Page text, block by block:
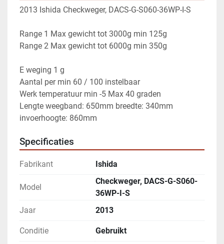
2013 Ishida Checkweger, DACS-G-S060-36WP-I-S
Range 1 Max gewicht tot 3000g min 125g
Range 2 Max gewicht tot 6000g min 350g
E weging 1 g
Aantal per min 60 / 100 instelbaar
Werk temperatuur min -5 Max 40 graden
Lengte weegband: 650mm breedte: 340mm
invoerhoogte: 860mm
Specificaties
Fabrikant Ishida
Model
Checkweger, DACS-G-S060-
36WP-I-S
Jaar
2013
Conditie Gebruikt